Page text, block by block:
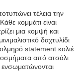
τέλεια την
κομμάτι είναι
μια κομψή και
δαχτυλίδι
statement κολιέ
από ατσάλι
ενσωματώνονται